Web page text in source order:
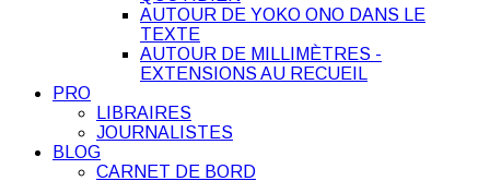
AUTOUR DE YOKO ONO DANS LE
TEXTE
AUTOUR DE MILLIMÈTRES -
EXTENSIONS AU RECUEIL
PRO
LIBRAIRES
JOURNALISTES
BLOG
CARNET DE BORD